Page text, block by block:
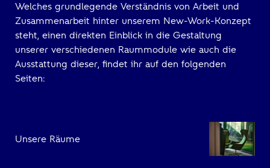
Welches grundlegende Verständnis von Arbeit und
Zusammenarbeit hinter unserem New-Work-Konzept
steht, einen direkten Einblick in die Gestaltung
unserer verschiedenen Raummodule wie auch die
Ausstattung dieser, findet ihr auf den folgenden
Seiten:
Unsere Räume